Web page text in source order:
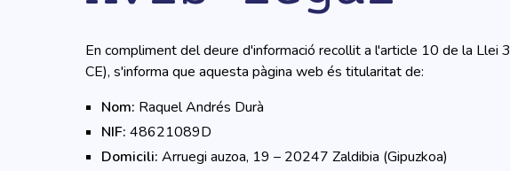
En compliment del deure d'informació recollit a l'article 10 de la
CE), s'informa que aquesta pàgina web és titularitat de:
Nom: Raquel Andrés Durà
NIF: 48621089D
Domicili: Arruegi auzoa, 19 – 20247 Zaldibia (Gipuzkoa)